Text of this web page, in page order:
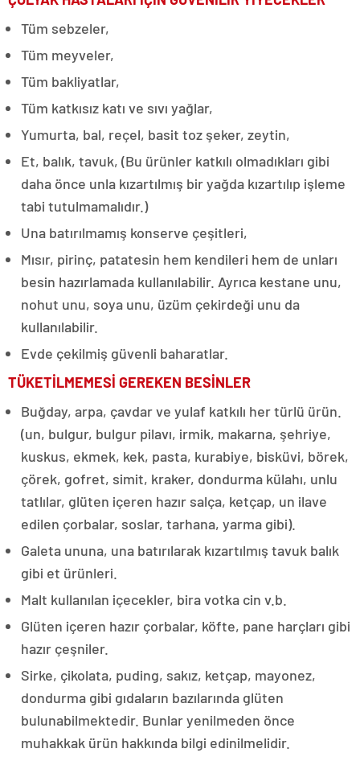
Tüm sebzeler,
Tüm meyveler,
Tüm bakliyatlar,
Tüm katkısız katı ve sıvı yağlar,
Yumurta, bal, reçel, basit toz şeker, zeytin,
Et, balık, tavuk, (Bu ürünler katkılı olmadıkları gibi
daha önce unla kızartılmış bir yağda kızartılıp işleme
tabi tutulmamalıdır.)
Una batırılmamış konserve çeşitleri,
Mısır, pirinç, patatesin hem kendileri hem de unları
besin hazırlamada kullanılabilir. Ayrıca kestane unu,
nohut unu, soya unu, üzüm çekirdeği unu da
kullanılabilir.
Evde çekilmiş güvenli baharatlar.
TÜKETİLMEMESİ GEREKEN BESİNLER
Buğday, arpa, çavdar ve yulaf katkılı her türlü ürün.
(un, bulgur, bulgur pilavı, irmik, makarna, şehriye,
kuskus, ekmek, kek, pasta, kurabiye, bisküvi, börek,
çörek, gofret, simit, kraker, dondurma külahı, unlu
tatlılar, glüten içeren hazır salça, ketçap, un ilave
edilen çorbalar, soslar, tarhana, yarma gibi).
Galeta ununa, una batırılarak kızartılmış tavuk balık
gibi et ürünleri.
Malt kullanılan içecekler, bira votka cin v.b.
Glüten içeren hazır çorbalar, köfte, pane harçları gibi
hazır çeşniler.
Sirke, çikolata, puding, sakız, ketçap, mayonez,
dondurma gibi gıdaların bazılarında glüten
bulunabilmektedir. Bunlar yenilmeden önce
muhakkak ürün hakkında bilgi edinilmelidir.